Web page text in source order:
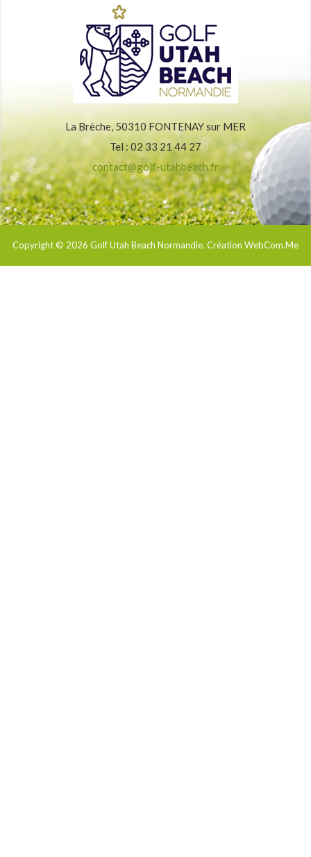
La Brèche, 50310 FONTENAY sur MER
Tel : 02 33 21 44 27
contact@golf-utahbeach.fr
Copyright © 2026 Golf Utah Beach Normandie. Création WebCom.Me